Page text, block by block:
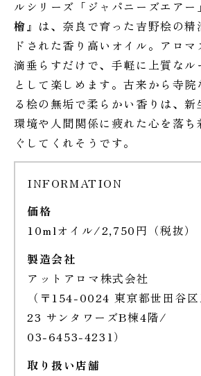
ルシリーズ「ジャパニーズエアー
檜 』は、奈良で育った吉野桧の
ドされた香り高いオイル。アロ
滴垂らすだけで、手軽に上質なル
として楽しめます。古来から寺
る桧の無垢で柔らかい香りは、新
環境や人間関係に疲れた心を落ち
ぐしてくれそうです。
INFORMATION
価格
10mlオイル/2,750円（税抜）
製造会社
アットアロマ株式会社
（〒154-0024 東京都世田谷
23 サンタワーズB棟4階/
03-6453-4231）
取り扱い店舗